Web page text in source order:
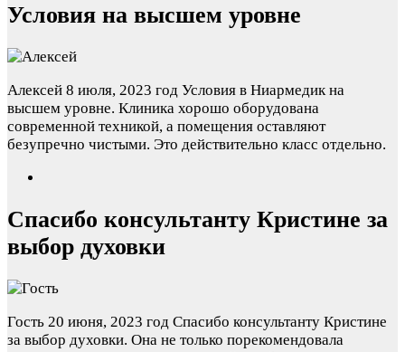
Условия на высшем уровне
Алексей 8 июля, 2023 год Условия в Ниармедик на
высшем уровне. Клиника хорошо оборудована
современной техникой, а помещения оставляют
безупречно чистыми. Это действительно класс отдельно.
Спасибо консультанту Кристине за
выбор духовки
Гость 20 июня, 2023 год Спасибо консультанту Кристине
за выбор духовки. Она не только порекомендовала